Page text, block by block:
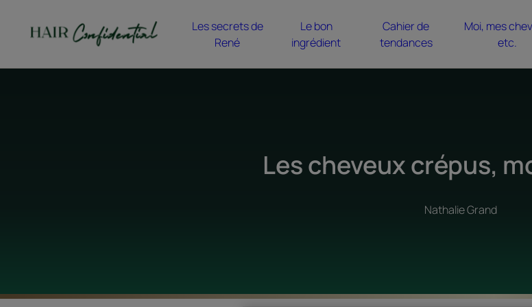
Les secrets de
René
Le bon
ingrédient
Cahier de
tendances
Moi, mes
etc.
Les cheveux crépus,
Nathalie Grand